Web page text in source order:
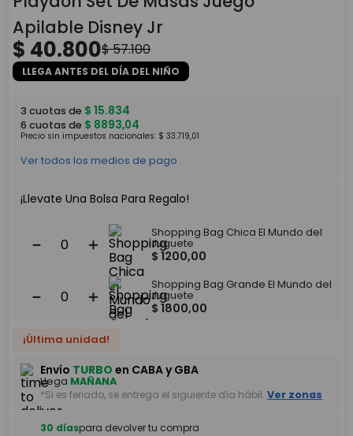
4
monopatin
5. toy story
Apilable Disney Jr
$ 40.800$57.100
LLEGA ANTES DEL DÍA DEL NIÑO
3 cuotas de $ 15.834
6 cuotas de $ 8893,04
Precio sin impuestos nacionales: $ 33.719,01
Ver todos los medios de pago
¡Llevate Una Bolsa Para Regalo!
＋
－
Shopping Bag Chica El Mundo del
Juguete
$ 1200,00
＋
－
Shopping Bag Grande El Mundo del
Juguete
$ 1800,00
¡Última unidad!
Envío TURBO en CABA y GBA
Llega MAÑANA
*Si es feriado, se entrega el siguiente día hábil. Ver zonas
30 díaspara devolver tu compra